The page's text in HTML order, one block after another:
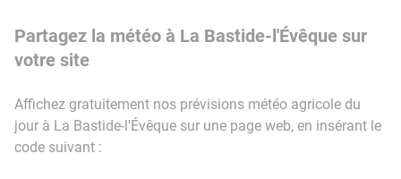
Partagez la météo à La Bastide-l'Évêque sur
votre site
Affichez gratuitement nos prévisions météo agricole du
jour à La Bastide-l'Évêque sur une page web, en insérant le
code suivant :